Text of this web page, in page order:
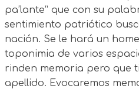
pa’lante” que con su
sentimiento patriótico
nación. Se le hará un
toponimia de varios
rinden memoria pero que
apellido. Evocaremos